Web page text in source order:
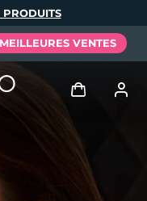
PRODUITS
MEILLEURES VENTES
Se connecter
de l'utilisateur